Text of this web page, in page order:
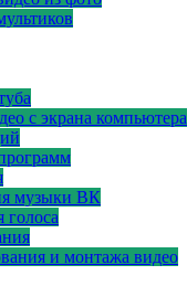
с экрана компьютера
музыки ВК
и монтажа видео